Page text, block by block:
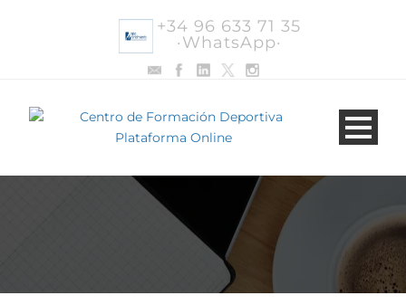
+34 96 633 71 35
·WhatsApp·